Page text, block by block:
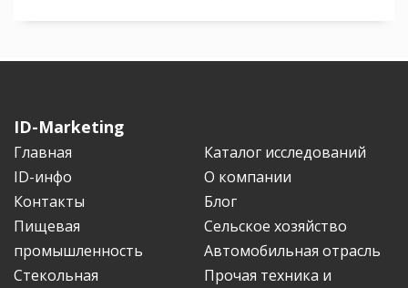
ID-Marketing
Главная
Каталог исследований
ID-инфо
О компании
Контакты
Блог
Пищевая
промышленность
Сельское хозяйство
Автомобильная отрасль
Стекольная
Прочая техника и